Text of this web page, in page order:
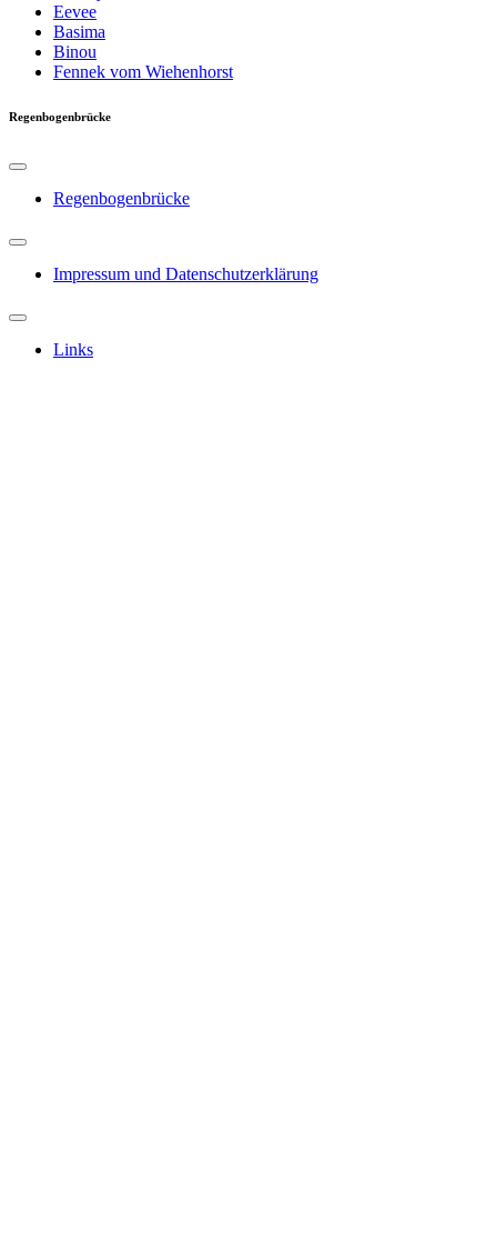
Eevee
Basima
Binou
Fennek vom Wiehenhorst
Regenbogenbrücke
Regenbogenbrücke
Impressum und Datenschutzerklärung
Links